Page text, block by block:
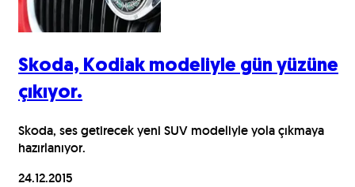
Skoda, Kodiak modeliyle gün yüzüne
çıkıyor.
Skoda, ses getirecek yeni SUV modeliyle yola çıkmaya
hazırlanıyor.
24.12.2015